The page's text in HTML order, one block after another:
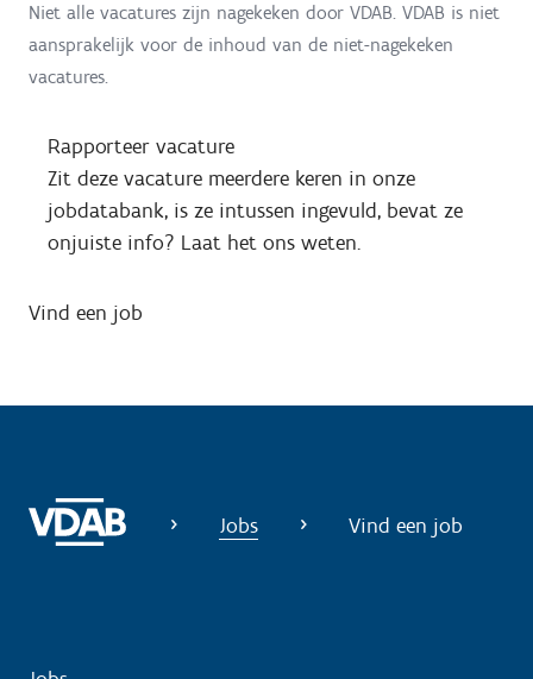
n
Niet alle vacatures zijn nagekeken door VDAB. VDAB is niet
aansprakelijk voor de inhoud van de niet-nagekeken
vacatures.
Rapporteer vacature
Zit deze vacature meerdere keren in onze
jobdatabank, is ze intussen ingevuld, bevat ze
onjuiste info? Laat het ons weten.
Vind een job
Jobs Vind een job